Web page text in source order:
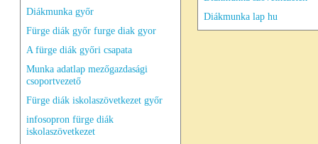
Diákmunka győr
Fürge diák győr furge diak gyor
A fürge diák győri csapata
Munka adatlap mezőgazdasági
csoportvezető
Fürge diák iskolaszövetkezet győr
infosopron fürge diák
iskolaszövetkezet
Diákmunka lap hu